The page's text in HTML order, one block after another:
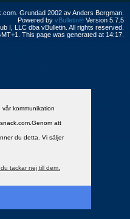
kommunikation
att
du detta. Vi säljer
tackar nej till dem.
Grundad 2002 av Anders Bergman.
Powered by vBulletin® Version 5.7.5
I, LLC dba vBulletin. All rights reserved.
This page was generated at 14:17.